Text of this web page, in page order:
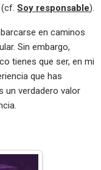
(cf.Soy responsable).
en caminos
Sin embargo,
tienes que ser, en mi
que has
un verdadero valor